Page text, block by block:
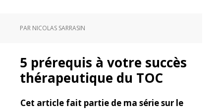
PAR NICOLAS SARRASIN
5 prérequis à votre succès
thérapeutique du TOC
Cet article fait partie de ma série sur le